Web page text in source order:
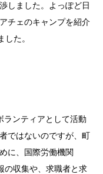
しました。よっぽど日
チェのキャンプを紹介
た。
ランティアとして活動
ではないのですが、町
に、国際労働機関
の収集や、求職者と求